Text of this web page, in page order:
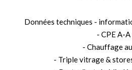
Données techniques -
- CPE A-A
- Chauffage
- Triple vitrage &